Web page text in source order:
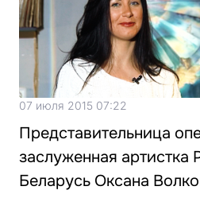
07 июля 2015 07:22
Представительница
заслуженная артистка
Беларусь Оксана